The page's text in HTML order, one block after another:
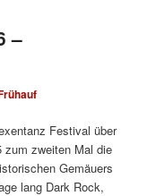
–
Festival über
zum zweiten Mal die
Gemäuers
lang Dark Rock,